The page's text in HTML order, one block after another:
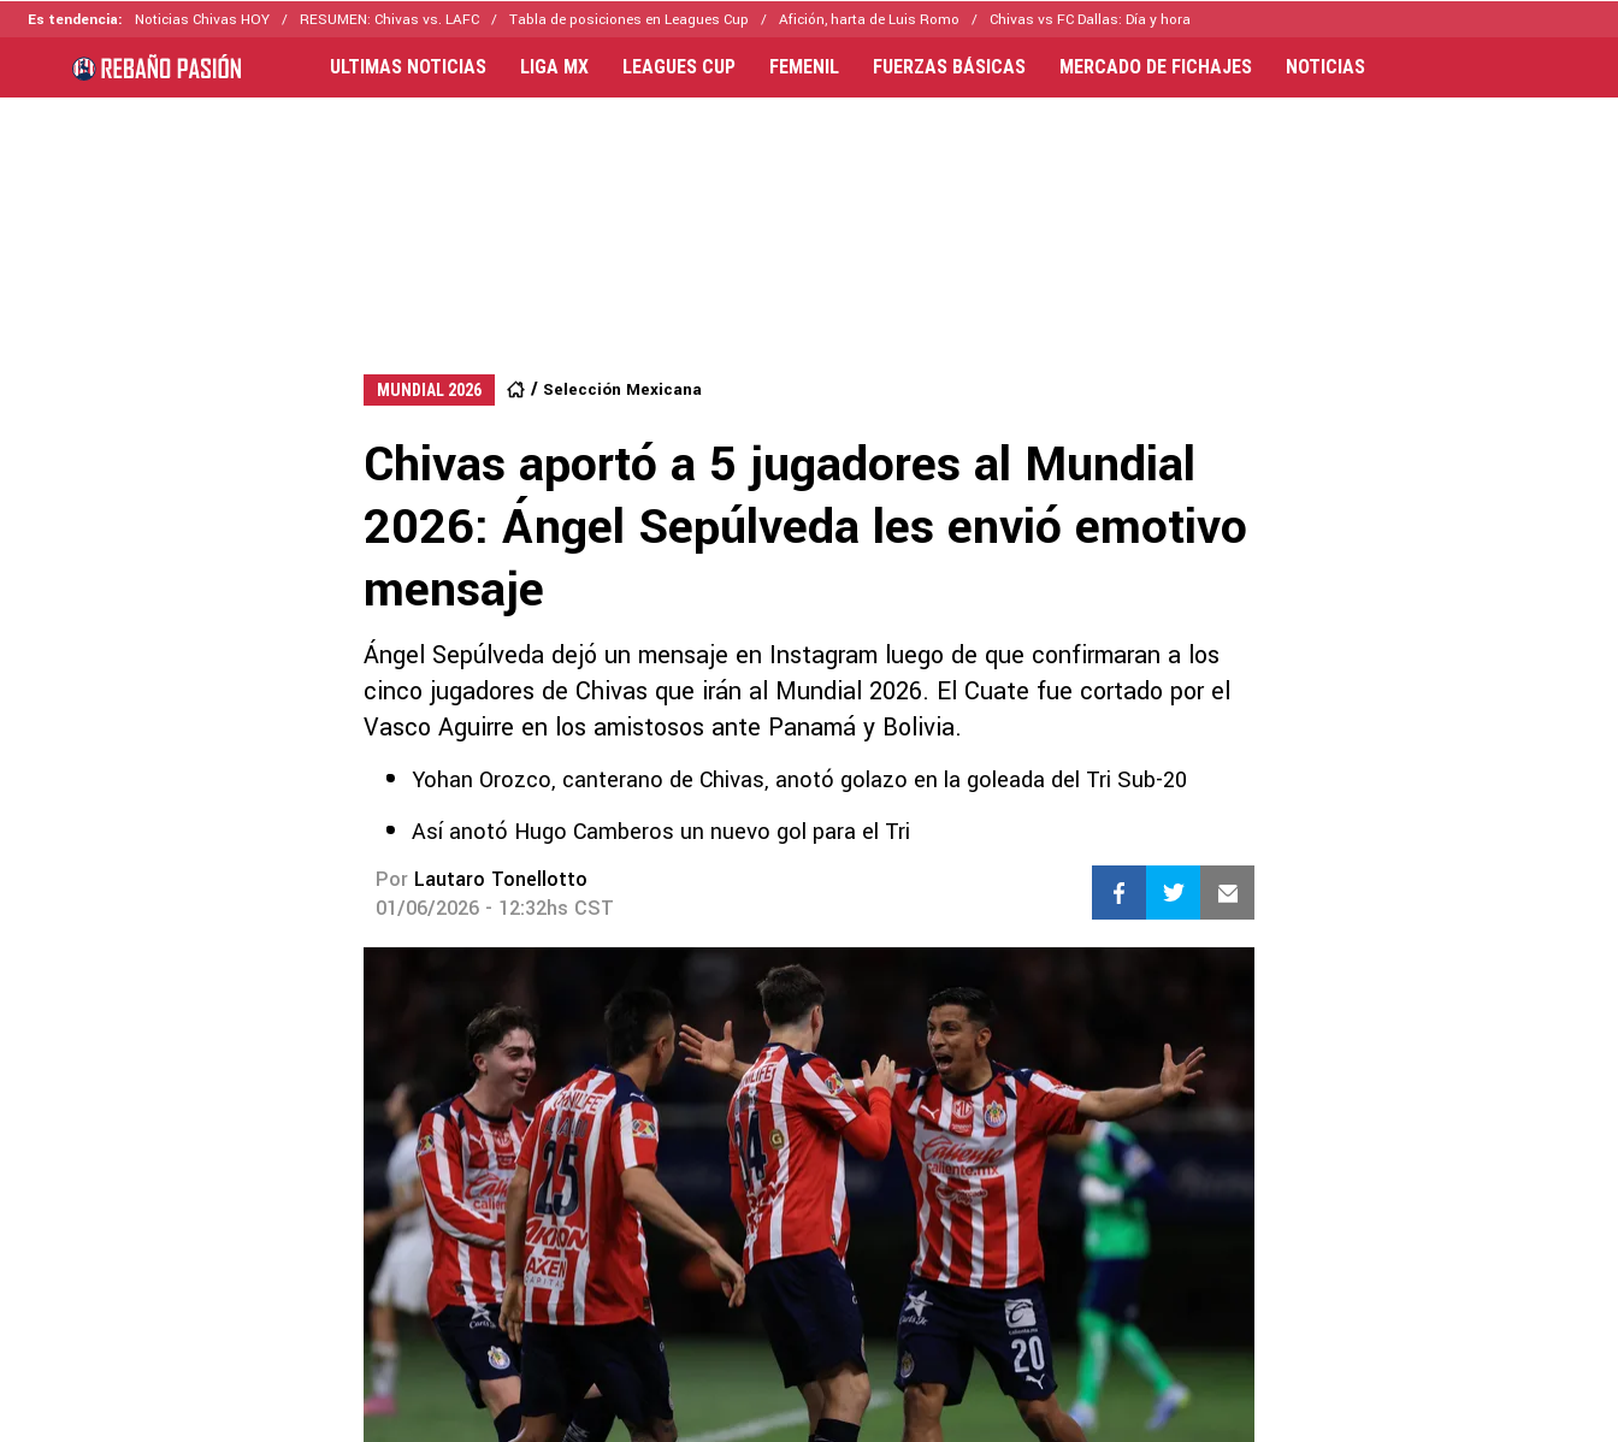
Es tendencia: Noticias Chivas HOY RESUMEN: Chivas vs. LAFC Tabla de posiciones en Leagues Cup Afición, harta de Luis Romo Chivas vs FC Dallas: Día y hora
ULTIMAS NOTICIAS LIGA MX LEAGUES CUP FEMENIL FUERZAS BÁSICAS MERCADO DE FICHAJES NOTICIAS
MUNDIAL 2026 Selección Mexicana
Chivas aportó a 5 jugadores al Mundial
2026: Ángel Sepúlveda les envió emotivo
mensaje
Ángel Sepúlveda dejó un mensaje en Instagram luego de que confirmaran a los
cinco jugadores de Chivas que irán al Mundial 2026. El Cuate fue cortado por el
Vasco Aguirre en los amistosos ante Panamá y Bolivia.
Yohan Orozco, canterano de Chivas, anotó golazo en la goleada del Tri Sub-20
Así anotó Hugo Camberos un nuevo gol para el Tri
Por Lautaro Tonellotto
01/06/2026 - 12:32hs CST